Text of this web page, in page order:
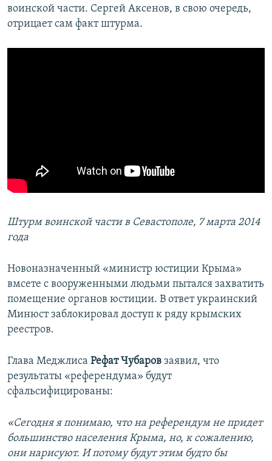
воинской части. Сергей Аксенов, в свою очередь,
отрицает сам факт штурма.
Штурм воинской части в Севастополе, 7 марта 2014
года
Новоназначенный «министр юстиции Крыма»
вмсете с вооруженными людьми пытался захватить
помещение органов юстиции. В ответ украинский
Минюст заблокировал доступ к ряду крымских
реестров.
Глава Меджлиса Рефат Чубаров заявил, что
результаты «референдума» будут
сфальсифицированы:
«Сегодня я понимаю, что на референдум не придет
большинство населения Крыма, но, к сожалению,
они нарисуют. И потому будут этим будто бы